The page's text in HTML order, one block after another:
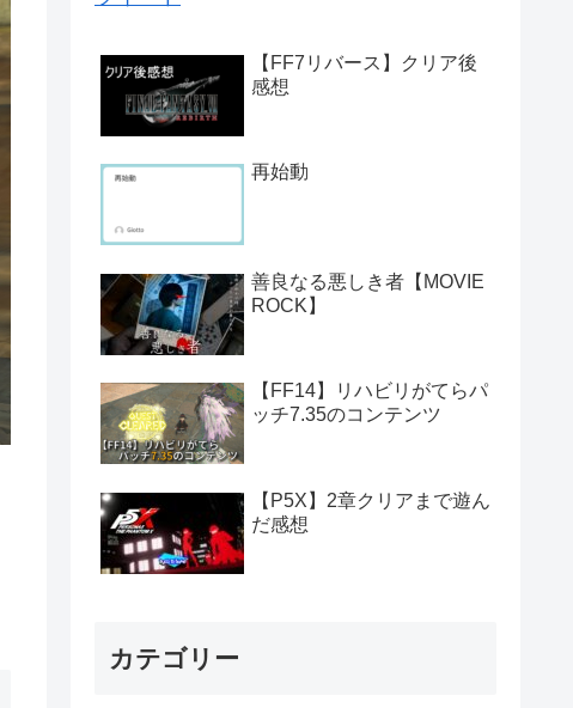
【FF7リバース】クリア後
感想
再始動
善良なる悪しき者【MOVIE
ROCK】
【FF14】リハビリがてらパ
ッチ7.35のコンテンツ
【P5X】2章クリアまで遊ん
だ感想
カテゴリー